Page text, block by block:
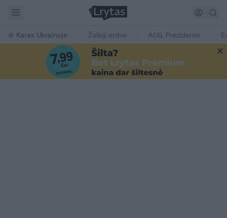
Karas Ukrainoje Žalioji erdvė Ačiū, Prezidente